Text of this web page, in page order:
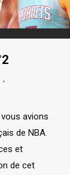
avions
de NBA.
et
de cet